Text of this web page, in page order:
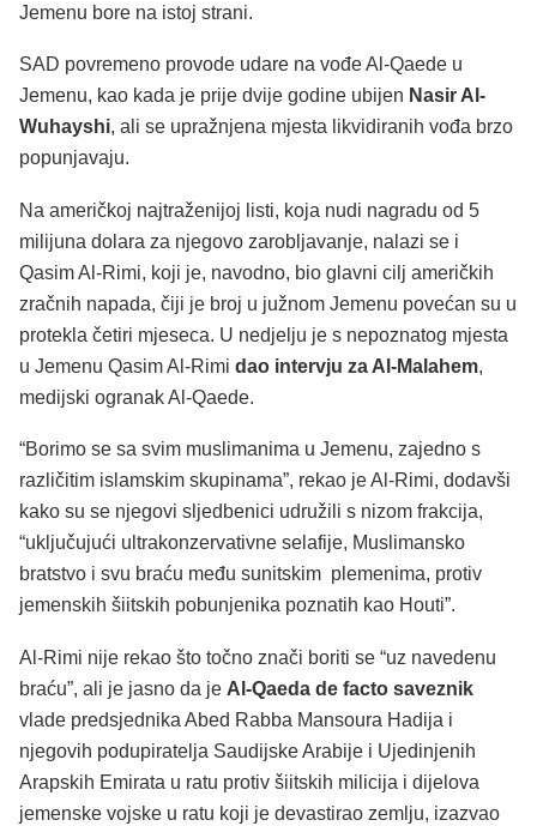
Jemenu bore na istoj strani.
SAD povremeno provode udare na vođe Al-Qaede u
Jemenu, kao kada je prije dvije godine ubijen Nasir Al-
Wuhayshi, ali se upražnjena mjesta likvidiranih vođa brzo
popunjavaju.
Na američkoj najtraženijoj listi, koja nudi nagradu od 5
milijuna dolara za njegovo zarobljavanje, nalazi se i
Qasim Al-Rimi, koji je, navodno, bio glavni cilj američkih
zračnih napada, čiji je broj u južnom Jemenu povećan su u
protekla četiri mjeseca. U nedjelju je s nepoznatog mjesta
u Jemenu Qasim Al-Rimi dao intervju za Al-Malahem,
medijski ogranak Al-Qaede.
“Borimo se sa svim muslimanima u Jemenu, zajedno s
različitim islamskim skupinama”, rekao je Al-Rimi, dodavši
kako su se njegovi sljedbenici udružili s nizom frakcija,
“uključujući ultrakonzervativne selafije, Muslimansko
bratstvo i svu braću među sunitskim plemenima, protiv
jemenskih šiitskih pobunjenika poznatih kao Houti”.
Al-Rimi nije rekao što točno znači boriti se “uz navedenu
braću”, ali je jasno da je Al-Qaeda de facto saveznik
vlade predsjednika Abed Rabba Mansoura Hadija i
njegovih podupiratelja Saudijske Arabije i Ujedinjenih
Arapskih Emirata u ratu protiv šiitskih milicija i dijelova
jemenske vojske u ratu koji je devastirao zemlju, izazvao